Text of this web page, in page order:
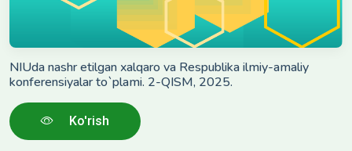
NIUda nashr etilgan xalqaro va Respublika ilmiy-amaliy
konferensiyalar to`plami. 2-QISM, 2025.
Ko'rish